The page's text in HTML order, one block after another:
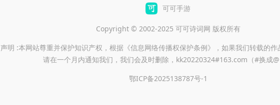
可可手游
Copyright © 2002-2025 可可诗词网 版权所有
声明 :本网站尊重并保护知识产权，根据《信息网络传播权保护条例》，如果我们转载的作
请在一个月内通知我们，我们会及时删除，kk20220324#163.com（#换成@
鄂ICP备2025138787号-1